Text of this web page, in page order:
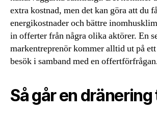
extra kostnad, men det kan göra att du
energikostnader och bättre
in offerter från några olika aktörer. En
markentreprenör kommer alltid ut på
besök i samband med en
Så går en dränering